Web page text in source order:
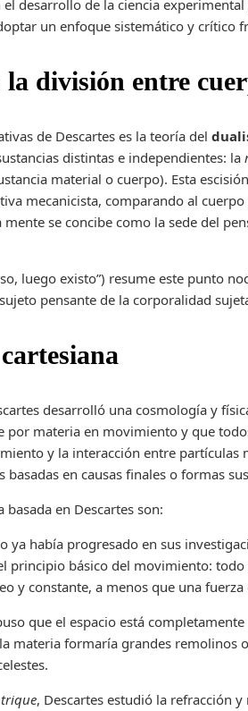
desarrollo de la ciencia
un enfoque sistemático y crítico
división entre
de Descartes es la teoría del
distintas e independientes: la
material o cuerpo). Esta
mecanicista, comparando al
se concibe como la sede del
luego existo”) resume este punto
pensante de la corporalidad
desarrolló una cosmología y
por materia en movimiento y que
y la interacción entre partículas
en causas finales o formas
basada en Descartes son:
ya había progresado en sus
principio básico del movimiento:
y constante, a menos que una
que el espacio está
materia formaría grandes remolinos
, Descartes estudió la refracción